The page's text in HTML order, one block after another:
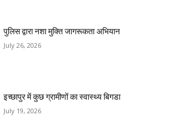
पुलिस द्वारा नशा मुक्ति जागरूकता अभियान
July 26, 2026
इच्छापुर में कुछ ग्रामीणों का स्वास्थ्य बिगडा
July 19, 2026